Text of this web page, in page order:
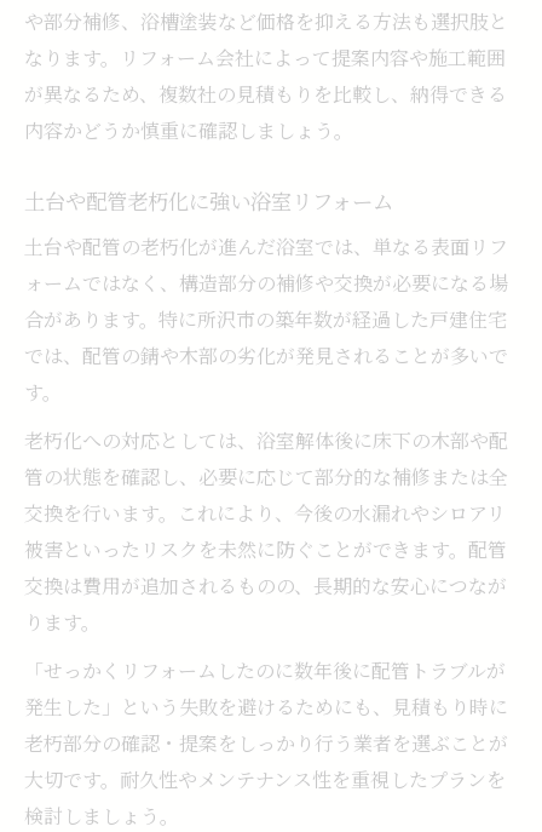
や部分補修、浴槽塗装など価格を抑える方法も選択肢と
なります。リフォーム会社によって提案内容や施工範囲
が異なるため、複数社の見積もりを比較し、納得できる
内容かどうか慎重に確認しましょう。
土台や配管老朽化に強い浴室リフォーム
土台や配管の老朽化が進んだ浴室では、単なる表面リフ
ォームではなく、構造部分の補修や交換が必要になる場
合があります。特に所沢市の築年数が経過した戸建住宅
では、配管の錆や木部の劣化が発見されることが多いで
す。
老朽化への対応としては、浴室解体後に床下の木部や配
管の状態を確認し、必要に応じて部分的な補修または全
交換を行います。これにより、今後の水漏れやシロアリ
被害といったリスクを未然に防ぐことができます。配管
交換は費用が追加されるものの、長期的な安心につなが
ります。
「せっかくリフォームしたのに数年後に配管トラブルが
発生した」という失敗を避けるためにも、見積もり時に
老朽部分の確認・提案をしっかり行う業者を選ぶことが
大切です。耐久性やメンテナンス性を重視したプランを
検討しましょう。